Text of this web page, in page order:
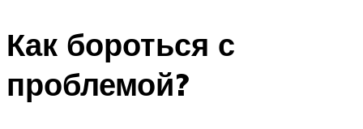
Как бороться с
проблемой?